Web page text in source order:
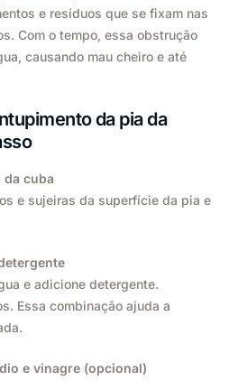
e resíduos que se fixam nas
Com o tempo, essa obstrução
causando mau cheiro e até
da pia da
da cuba
e sujeiras da superfície da pia e
e adicione detergente.
Essa combinação ajuda a
e vinagre (opcional)